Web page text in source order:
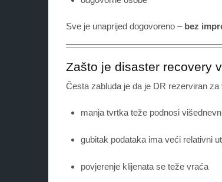
Sve je unaprijed dogovoreno – bez
Zašto je disaster recovery
Česta zabluda je da je DR rezerviran
manja tvrtka teže podnosi
gubitak podataka ima veći relativni
povjerenje klijenata se teže vraća